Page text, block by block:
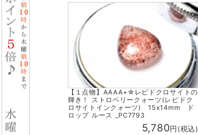
【１点物】AAAA+☆レピドクロサイトの
輝き！ ストロベリークォーツ(レピドク
ロサイトインクォーツ) 15x14mm ド
ロップ ルース _PC7793
5,780円(税込)